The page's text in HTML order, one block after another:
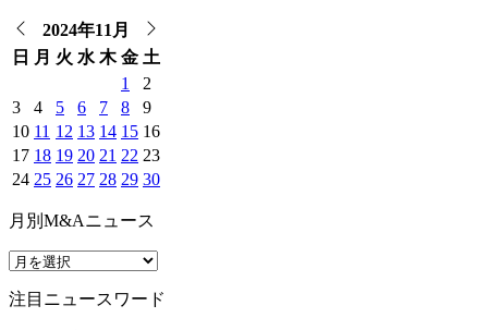
2024年11月
日
月 火 水 木 金 土
1
2
3
4 5 6 7 8
9
10 11 12 13 14 15 16
17 18 19 20 21 22 23
24 25 26 27 28 29 30
月別M&Aニュース
注目ニュースワード